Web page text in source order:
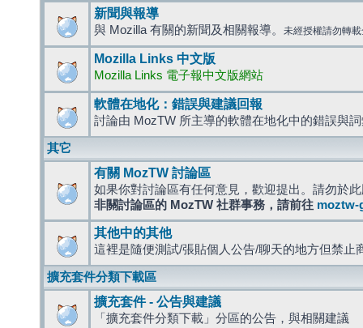
新聞與報導
與 Mozilla 有關的新聞及相關報導。 未經授權請勿轉
Mozilla Links 中文版
Mozilla Links 電子報中文版網站
軟體在地化：錯誤與建議回報
討論由 MozTW 所主導的軟體在地化中的錯誤與
其它
有關 MozTW 討論區
如果你對討論區有任何意見，歡迎提出。請勿於
非關討論區的 MozTW 社群事務，請前往 moztw-
其他中的其他
這裡是隨便測試/張貼個人公告/聊天的地方但禁止
擴充套件分類下載區
擴充套件 - 公告與建議
「擴充套件分類下載」分區的公告，與相關建議